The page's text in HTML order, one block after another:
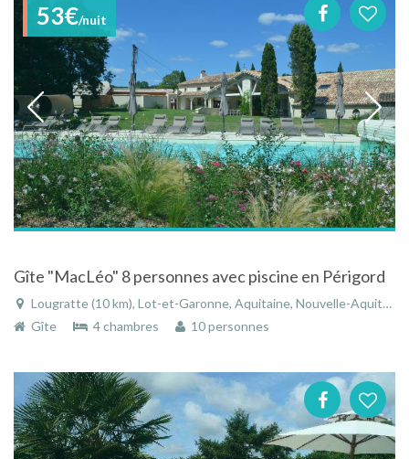
53€/nuit
Gîte "MacLéo" 8 personnes avec piscine en Périgord
Lougratte (10 km), Lot-et-Garonne, Aquitaine, Nouvelle-Aquitaine, France
Gîte
4 chambres 10 personnes